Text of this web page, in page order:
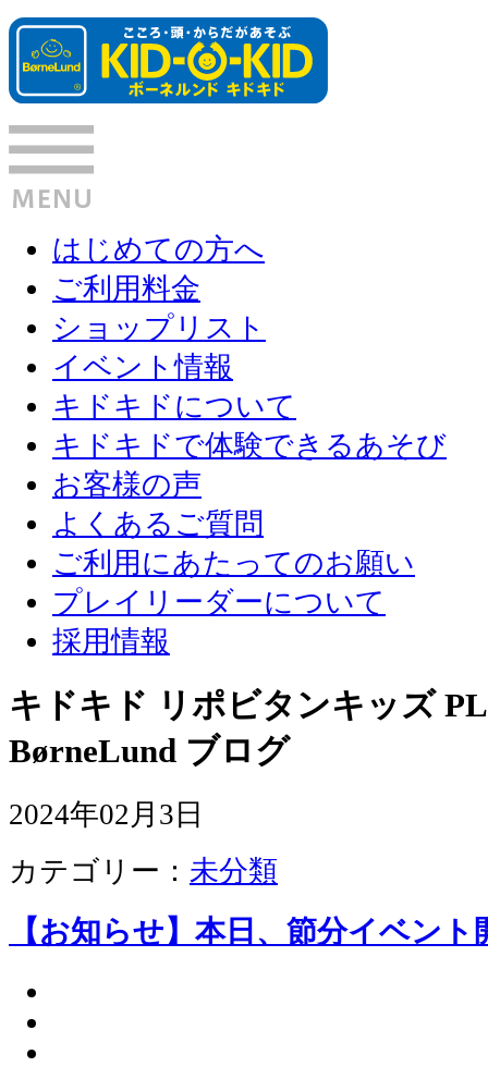
はじめての方へ
ご利用料金
ショップリスト
イベント情報
キドキドについて
キドキドで体験できるあそび
お客様の声
よくあるご質問
ご利用にあたってのお願い
プレイリーダーについて
採用情報
キドキド リポビタンキッズ
BørneLund ブログ
2024年02月3日
カテゴリー： 未分類
【お知らせ】本日、節分イベン